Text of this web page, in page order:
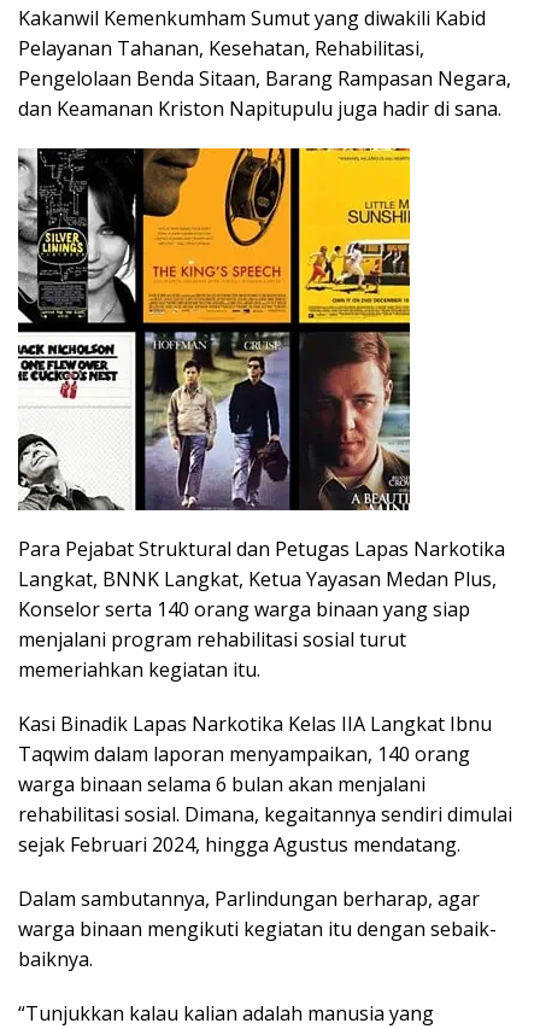
Kakanwil Kemenkumham Sumut yang diwakili Kabid
Pelayanan Tahanan, Kesehatan, Rehabilitasi,
Pengelolaan Benda Sitaan, Barang Rampasan Negara,
dan Keamanan Kriston Napitupulu juga hadir di sana.
Para Pejabat Struktural dan Petugas Lapas Narkotika
Langkat, BNNK Langkat, Ketua Yayasan Medan Plus,
Konselor serta 140 orang warga binaan yang siap
menjalani program rehabilitasi sosial turut
memeriahkan kegiatan itu.
Kasi Binadik Lapas Narkotika Kelas IIA Langkat Ibnu
Taqwim dalam laporan menyampaikan, 140 orang
warga binaan selama 6 bulan akan menjalani
rehabilitasi sosial. Dimana, kegaitannya sendiri dimulai
sejak Februari 2024, hingga Agustus mendatang.
Dalam sambutannya, Parlindungan berharap, agar
warga binaan mengikuti kegiatan itu dengan sebaik-
baiknya.
“Tunjukkan kalau kalian adalah manusia yang